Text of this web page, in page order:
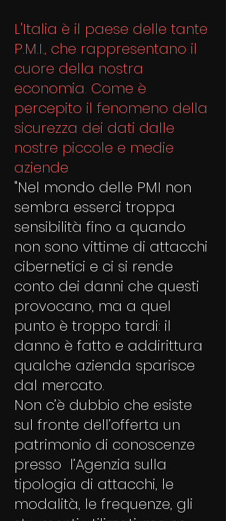
L'Italia è il paese delle tante
P.M.I., che rappresentano il
cuore della nostra
economia. Come è
percepito il fenomeno della
sicurezza dei dati dalle
nostre piccole e medie
aziende
"Nel mondo delle PMI non
sembra esserci troppa
sensibilità fino a quando
non sono vittime di attacchi
cibernetici e ci si rende
conto dei danni che questi
provocano, ma a quel
punto è troppo tardi: il
danno è fatto e addirittura
qualche azienda sparisce
dal mercato.
Non c’è dubbio che esiste
sul fronte dell’offerta un
patrimonio di conoscenze
presso l’Agenzia sulla
tipologia di attacchi, le
modalità, le frequenze, gli